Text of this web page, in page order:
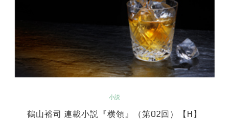
小説
鶴山裕司 連載小説『横領』（第02回）【H】